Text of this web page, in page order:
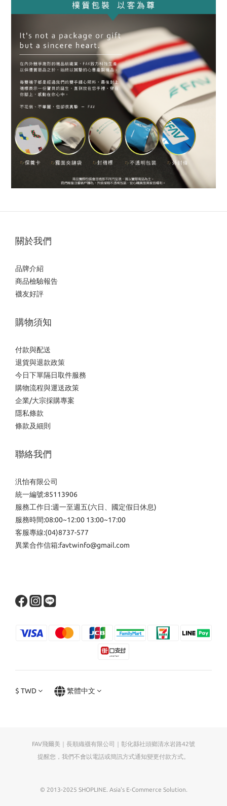
關於我們
品牌介紹
商品檢驗報告
襪友好評
購物須知
付款與配送
退貨與退款政策
今日下單隔日取件服務
購物流程與運送政策
企業/大宗採購專案
隱私條款
條款及細則
聯絡我們
汎怡有限公司
統一編號:85113906
服務工作日:週一至週五(六日、國定假日休息)
服務時間:08:00~12:00 13:00~17:00
客服專線:(04)8737-577
異業合作信箱:favtwinfo@gmail.com
$ TWD 繁體中文
FAV飛爾美｜長順織襪有限公司｜彰化縣社頭鄉清水岩路42號
提醒您，我們不會以電話或簡訊方式通知變更付款方式。
© 2013-2025 SHOPLINE. Asia's E-Commerce Solution.